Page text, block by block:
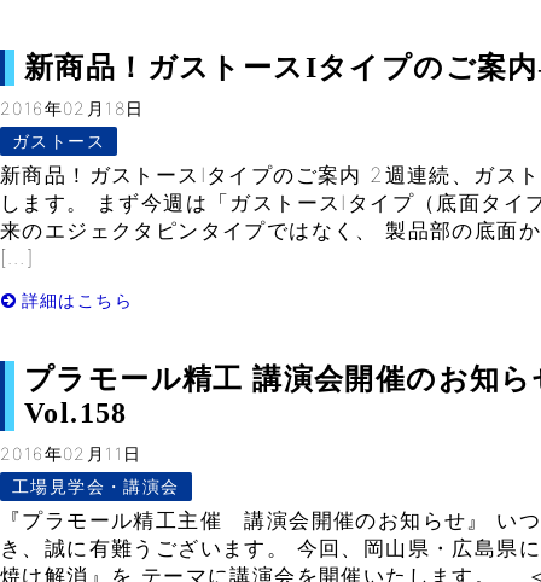
新商品！ガストースIタイプのご案
2016年02月18日
ガストース
新商品！ガストースIタイプのご案内 2週連続、ガス
します。 まず今週は「ガストースIタイプ（底面タイ
来のエジェクタピンタイプではなく、 製品部の底面
[…]
詳細はこちら
プラモール精工 講演会開催のお知
Vol.158
2016年02月11日
工場見学会・講演会
『プラモール精工主催 講演会開催のお知らせ』 い
き、誠に有難うございます。 今回、岡山県・広島県
焼け解消』を テーマに講演会を開催いたしま